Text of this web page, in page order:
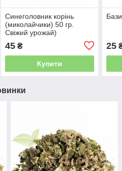
Синеголовник корінь
(миколайчики) 50 гр.
Свіжий урожай)
45₴
Купити
25